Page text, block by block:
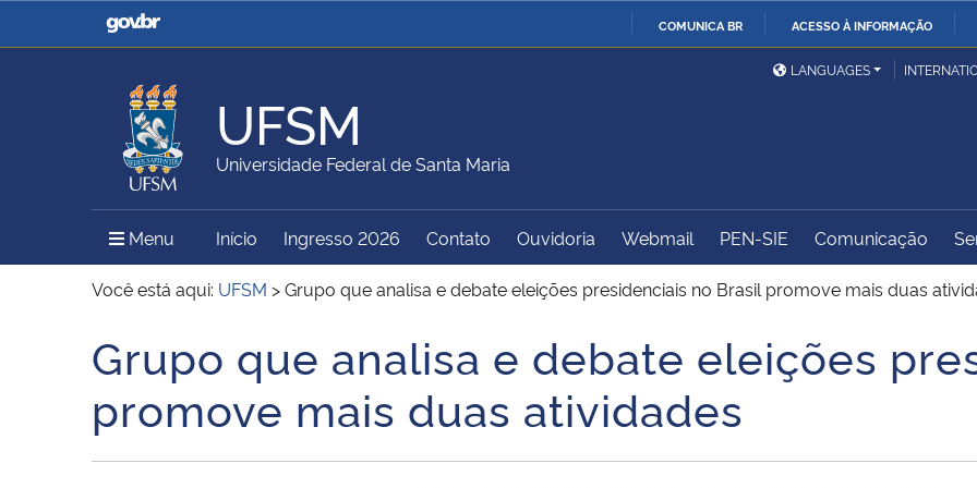
COMUNICA BR ACESSO À INFORMAÇÃO
Casa Civil
Ministério da Justiça e
Ministério da Defesa
Ministério das Relações
Exteriores
Ministério da Agricultura,
Pecuária e Abastecimento
Ministério da Educação
Ministério do Meio Ambiente Ministério do Turismo
Ministério do
Desenvolvimento Regional
Controladoria-Geral da
União
Secretaria de Governo
Gabinete de Segurança
Institucional
Advocacia-Geral da União Banco Central do Brasil
LANGUAGES
UFSM
Universidade Federal de Santa Maria
Menu Menu Principal do Sítio
Início Ingresso 2026 Contato Ouvidoria Webmail PEN-SIE Comunicação
Você está aqui: UFSM >Grupo que analisa e debate eleições presidenciais no Brasil promove mais duas
Início do conteúdo
Grupo que analisa e debate eleições
promove mais duas atividades